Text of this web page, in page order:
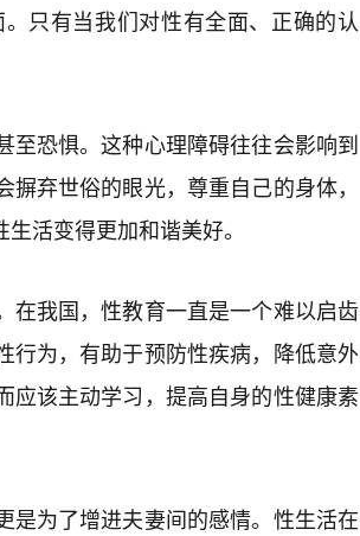
只有当我们对性有全面、正确的认
恐惧。这种心理障碍往往会影响到
弃世俗的眼光，尊重自己的身体，
活变得更加和谐美好。
在我国，性教育一直是一个难以启齿
行为，有助于预防性疾病，降低意外
应该主动学习，提高自身的性健康素
是为了增进夫妻间的感情。性生活在